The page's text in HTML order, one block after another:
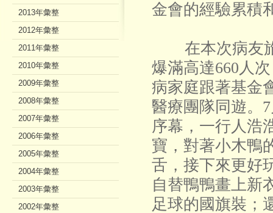
金會的經驗累積
在本次病友旅
爆滿高達660人
病家庭跟著基金
醫療團隊同遊。
序幕，一行人浩
寶，對著小木鴨
舌，接下來更好
自替鴨鴨畫上新
足球的國旗裝；
2013年彙整
2012年彙整
2011年彙整
2010年彙整
2009年彙整
2008年彙整
2007年彙整
2006年彙整
2005年彙整
2004年彙整
2003年彙整
2002年彙整